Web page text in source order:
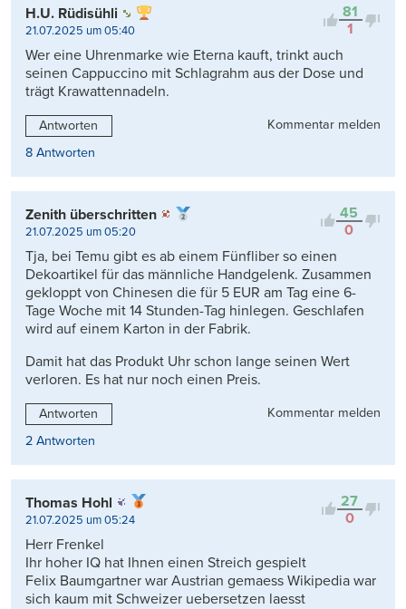
81
1
H.U. Rüdisühli
21.07.2025 um 05:40
Wer eine Uhrenmarke wie Eterna kauft, trinkt auch
seinen Cappuccino mit Schlagrahm aus der Dose und
trägt Krawattennadeln.
Antworten
Kommentar melden
8 Antworten
45
0
Zenith überschritten
21.07.2025 um 05:20
Tja, bei Temu gibt es ab einem Fünfliber so einen
Dekoartikel für das männliche Handgelenk. Zusammen
gekloppt von Chinesen die für 5 EUR am Tag eine 6-
Tage Woche mit 14 Stunden-Tag hinlegen. Geschlafen
wird auf einem Karton in der Fabrik.
Damit hat das Produkt Uhr schon lange seinen Wert
verloren. Es hat nur noch einen Preis.
Antworten
Kommentar melden
2 Antworten
27
0
Thomas Hohl
21.07.2025 um 05:24
Herr Frenkel
Ihr hoher IQ hat Ihnen einen Streich gespielt
Felix Baumgartner war Austrian gemaess Wikipedia war
sich kaum mit Schweizer uebersetzen laesst